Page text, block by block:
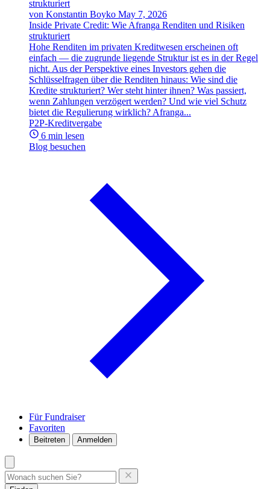
von Konstantin Boyko May 7, 2026
Inside Private Credit: Wie Afranga Renditen und Risiken
strukturiert
Hohe Renditen im privaten Kreditwesen erscheinen oft
einfach — die zugrunde liegende Struktur ist es in der Regel
nicht. Aus der Perspektive eines Investors gehen die
Schlüsselfragen über die Renditen hinaus: Wie sind die
Kredite strukturiert? Wer steht hinter ihnen? Was passiert,
wenn Zahlungen verzögert werden? Und wie viel Schutz
bietet die Regulierung wirklich? Afranga...
P2P-Kreditvergabe
6 min lesen
Blog besuchen
Für Fundraiser
Favoriten
Beitreten Anmelden